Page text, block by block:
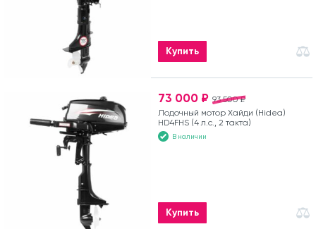
Купить
93 500 ₽
73 000 ₽
Лодочный мотор Хайди (Hidea)
HD4FHS (4 л.с., 2 такта)
В наличии
Купить